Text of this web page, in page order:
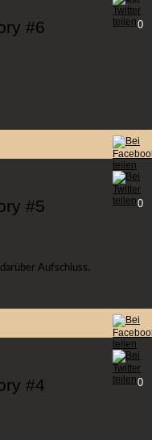
#6 0
#5 0
Aufschluss.
#4 0